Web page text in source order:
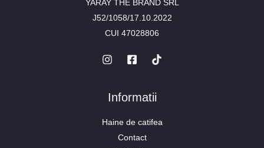
YARAY THE BRAND SRL
J52/1058/17.10.2022
CUI 47028806
Informatii
Haine de catifea
Contact